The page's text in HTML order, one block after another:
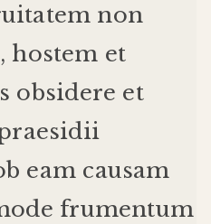
non
, hostem et
obsidere et
eam causam
frumentum